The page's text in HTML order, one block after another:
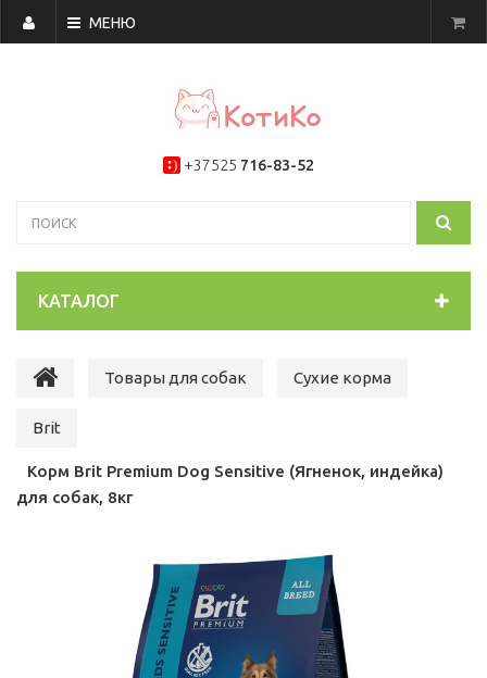
МЕНЮ
+37525 716-83-52
КАТАЛОГ
Товары для собак Сухие корма
Brit
Корм Brit Premium Dog Sensitive (Ягненок, индейка)
для собак, 8кг
Previous